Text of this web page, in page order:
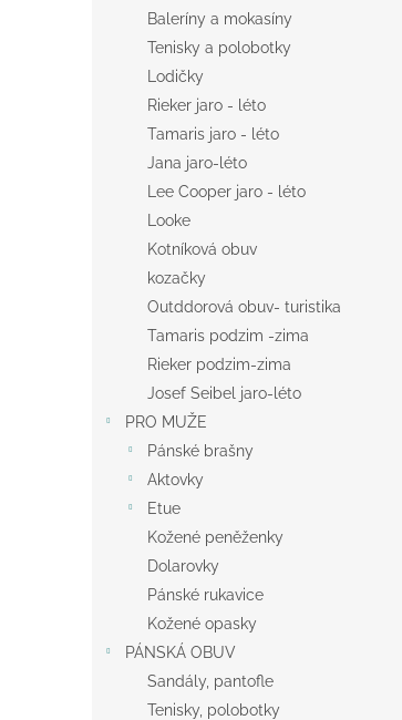
Baleríny a mokasíny
Tenisky a polobotky
Lodičky
Rieker jaro - léto
Tamaris jaro - léto
Jana jaro-léto
Lee Cooper jaro - léto
Looke
Kotníková obuv
kozačky
Outddorová obuv- turistika
Tamaris podzim -zima
Rieker podzim-zima
Josef Seibel jaro-léto
PRO MUŽE
Pánské brašny
Aktovky
Etue
Kožené peněženky
Dolarovky
Pánské rukavice
Kožené opasky
PÁNSKÁ OBUV
Sandály, pantofle
Tenisky, polobotky